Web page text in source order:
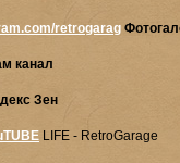
retrogarag
канал
Зен
LIFE - RetroGarage